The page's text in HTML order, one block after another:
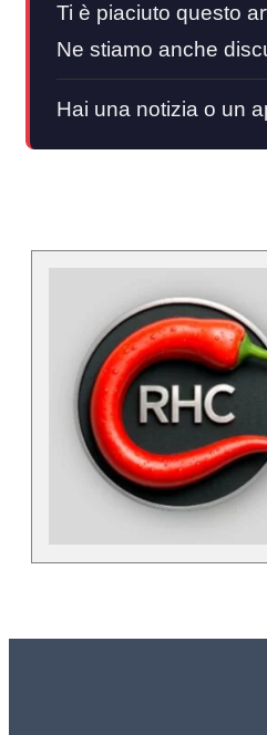
Ti è piaciuto questo
Ne stiamo anche
Hai una notizia o un